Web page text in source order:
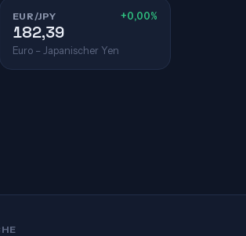
EUR/JPY +0,00%
182,39
Euro – Japanischer Yen